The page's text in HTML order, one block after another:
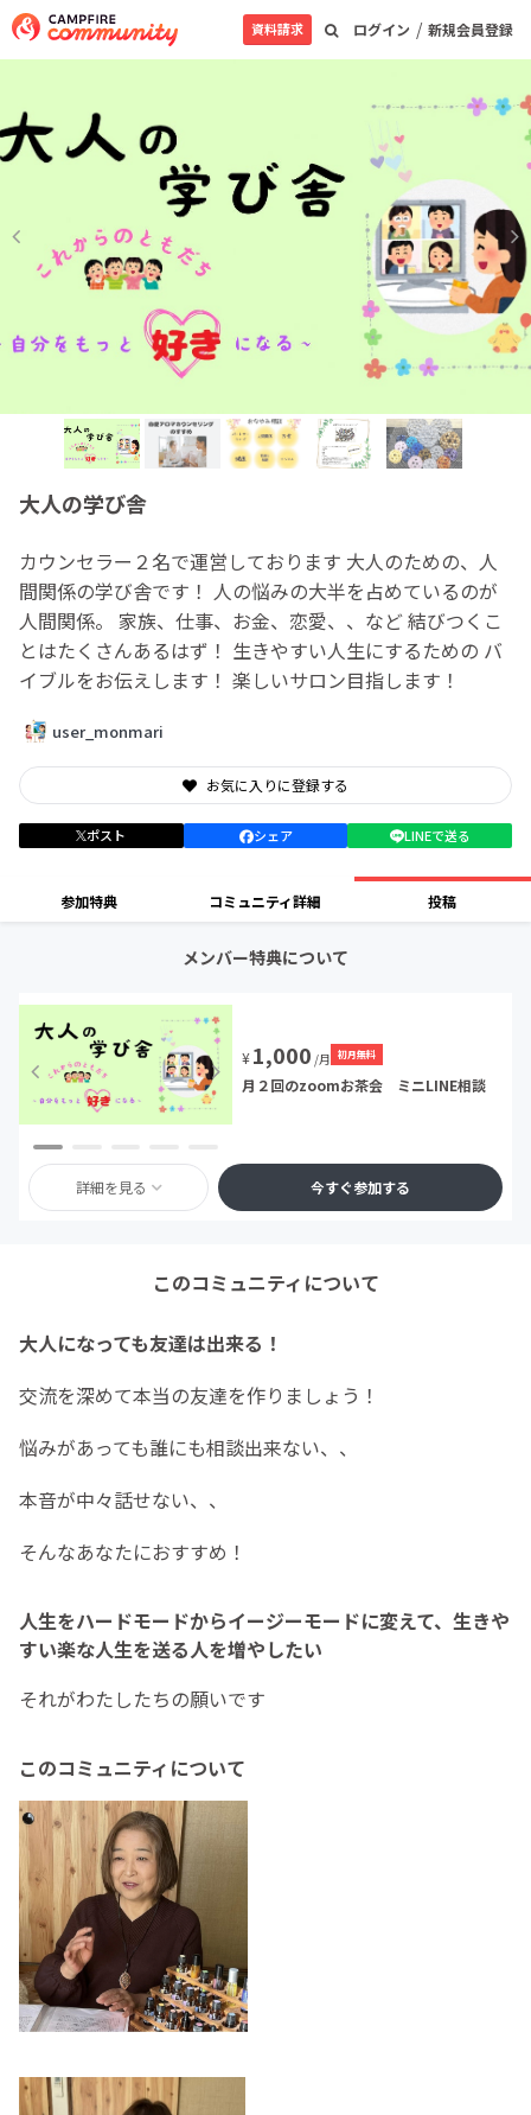
ログイン / 新規会員登録
資料請求
大人の学び舎
カウンセラー２名で運営しております 大人のための、人
間関係の学び舎です！ 人の悩みの大半を占めているのが
人間関係。 家族、仕事、お金、恋愛、、など 結びつくこ
とはたくさんあるはず！ 生きやすい人生にするための バ
イブルをお伝えします！ 楽しいサロン目指します！
user_monmari
お気に入りに登録する
ポスト シェア LINEで送る
参加特典 コミュニティ詳細 投稿
メンバー特典について
¥1,000 /月 初月無料
月２回のzoomお茶会 ミニLINE相談
詳細を見る 今すぐ参加する
このコミュニティについて
大人になっても友達は出来る！
交流を深めて本当の友達を作りましょう！
悩みがあっても誰にも相談出来ない、、
本音が中々話せない、、
そんなあなたにおすすめ！
人生をハードモードからイージーモードに変えて、生きや
すい楽な人生を送る人を増やしたい
それがわたしたちの願いです
このコミュニティについて